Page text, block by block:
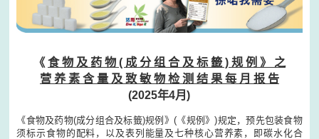
《 食 物 及 药 物 ( 成 分 组 合 及 标 籤 ) 规 例 》 之
营 养 素 含 量 及 致 敏 物 检 测 结 果 每 月 报 告
(2025年4月)
《食物及药物(成分组合及标籤)规例》(《规例》)规定，预先包装食物
须标示食物的配料，以及表列能量及七种核心营养素，即碳水化合